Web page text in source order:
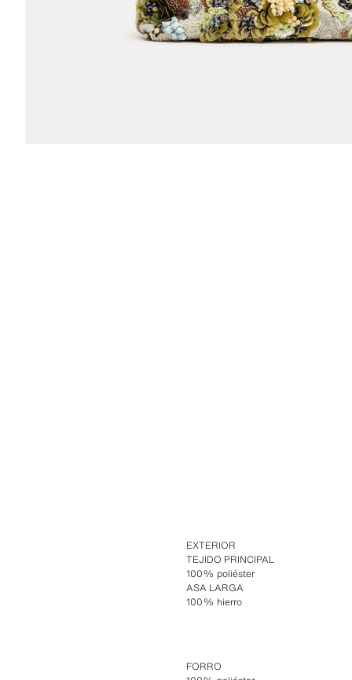
EXTERIOR
TEJIDO PRINCIPAL
100% poliéster
ASA LARGA
100% hierro
FORRO